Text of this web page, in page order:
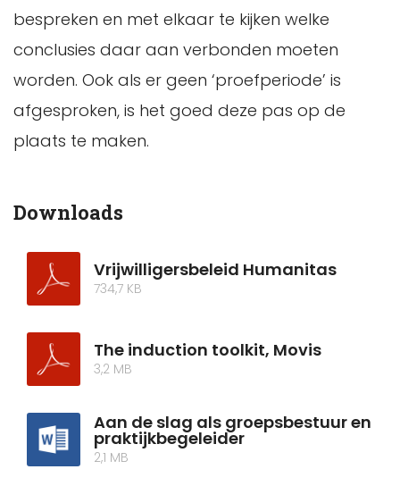
bespreken en met elkaar te kijken welke
conclusies daar aan verbonden moeten
worden. Ook als er geen ‘proefperiode’ is
afgesproken, is het goed deze pas op de
plaats te maken.
Downloads
Vrijwilligersbeleid Humanitas
734,7 KB
The induction toolkit, Movis
3,2 MB
Aan de slag als groepsbestuur en
praktijkbegeleider
2,1 MB